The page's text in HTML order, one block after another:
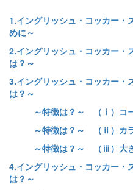
1.イングリッシュ・コッカー・
めに～
2.イングリッシュ・コッカー
は？～
3.イングリッシュ・コッカー
は？～
～特徴は？～ （ⅰ）コ
～特徴は？～ （ⅱ）カ
～特徴は？～ （ⅲ）大
4.イングリッシュ・コッカー
は？～